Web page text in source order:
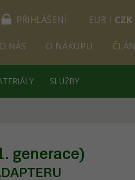
PŘIHLÁŠENÍ EUR CZK
O NÁS O NÁKUPU
SLUŽBY
generace)